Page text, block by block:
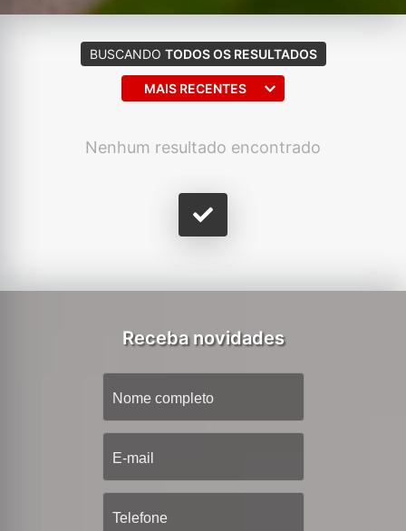
BUSCANDO TODOS OS RESULTADOS
MAIS RECENTES
Nenhum resultado encontrado
Receba novidades